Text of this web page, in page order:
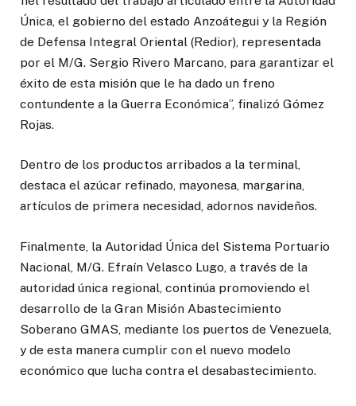
Única, el gobierno del estado Anzoátegui y la Región
de Defensa Integral Oriental (Redior), representada
por el M/G. Sergio Rivero Marcano, para garantizar el
éxito de esta misión que le ha dado un freno
contundente a la Guerra Económica”, finalizó Gómez
Rojas.
Dentro de los productos arribados a la terminal,
destaca el azúcar refinado, mayonesa, margarina,
artículos de primera necesidad, adornos navideños.
Finalmente, la Autoridad Única del Sistema Portuario
Nacional, M/G. Efraín Velasco Lugo, a través de la
autoridad única regional, continúa promoviendo el
desarrollo de la Gran Misión Abastecimiento
Soberano GMAS, mediante los puertos de Venezuela,
y de esta manera cumplir con el nuevo modelo
económico que lucha contra el desabastecimiento.